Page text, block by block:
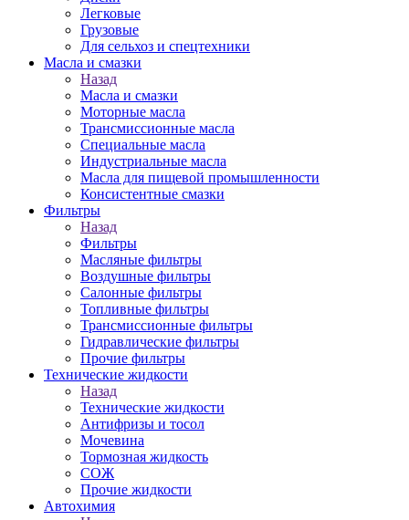
Легковые
Грузовые
Для сельхоз и спецтехники
Масла и смазки
Назад
Масла и смазки
Моторные масла
Трансмиссионные масла
Специальные масла
Индустриальные масла
Масла для пищевой промышленности
Консистентные смазки
Фильтры
Назад
Фильтры
Масляные фильтры
Воздушные фильтры
Салонные фильтры
Топливные фильтры
Трансмиссионные фильтры
Гидравлические фильтры
Прочие фильтры
Технические жидкости
Назад
Технические жидкости
Антифризы и тосол
Мочевина
Тормозная жидкость
СОЖ
Прочие жидкости
Автохимия